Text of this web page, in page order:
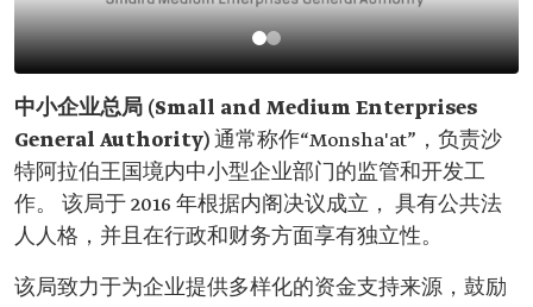
中小企业总局 (Small and Medium Enterprises
General Authority)通常称作“Monsha'at”，负责沙
特阿拉伯王国境内中小型企业部门的监管和开发工
作。 该局于 2016 年根据内阁决议成立， 具有公共法
人人格，并且在行政和财务方面享有独立性。
该局致力于为企业提供多样化的资金支持来源，鼓励